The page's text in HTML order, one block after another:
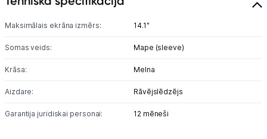
Piegāde un apmaksa
Tehnikas izvešana
Tet pakalpojumi
Maksimālais ekrāna izmērs: 14.1"
Somas veids: Mape (sleeve)
Krāsa: Melna
Aizdare: Rāvējslēdzējs
Garantija juridiskai personai: 12 mēneši